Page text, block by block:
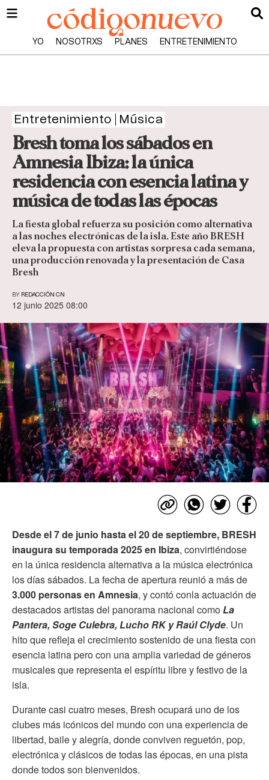
YO NOSOTRXS PLANES ENTRETENIMIENTO
Entretenimiento Música
Bresh toma los sábados en
Amnesia Ibiza: la única
residencia con esencia latina y
música de todas las épocas
La fiesta global refuerza su posición como alternativa
a las noches electrónicas de la isla. Este año BRESH
eleva la propuesta con artistas sorpresa cada semana,
una producción renovada y la presentación de Casa
Bresh
BY REDACCIÓN CN
12 junio 2025 08:00
Desde el 7 de junio hasta el 20 de septiembre, BRESH
inaugura su temporada 2025 en Ibiza, convirtiéndose
en la única residencia alternativa a la música electrónica
los días sábados. La fecha de apertura reunió a más de
3.000 personas en Amnesia, y contó conla actuación de
destacados artistas del panorama nacional comoLa
Pantera, Soge Culebra, Lucho RK y Raúl Clyde. Un
hito que refleja el crecimiento sostenido de una fiesta con
esencia latina pero con una amplia variedad de géneros
musicales que representa el espíritu libre y festivo de la
isla.
Durante casi cuatro meses, Bresh ocupará uno de los
clubes más icónicos del mundo con una experiencia de
libertad, baile y alegría, donde conviven reguetón, pop,
electrónica y clásicos de todas las épocas, en una pista
donde todos son bienvenidos.